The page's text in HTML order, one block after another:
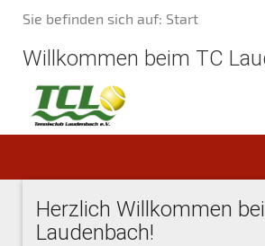
Sie befinden sich auf: Start
Willkommen beim TC
Herzlich Willkommen
Laudenbach!